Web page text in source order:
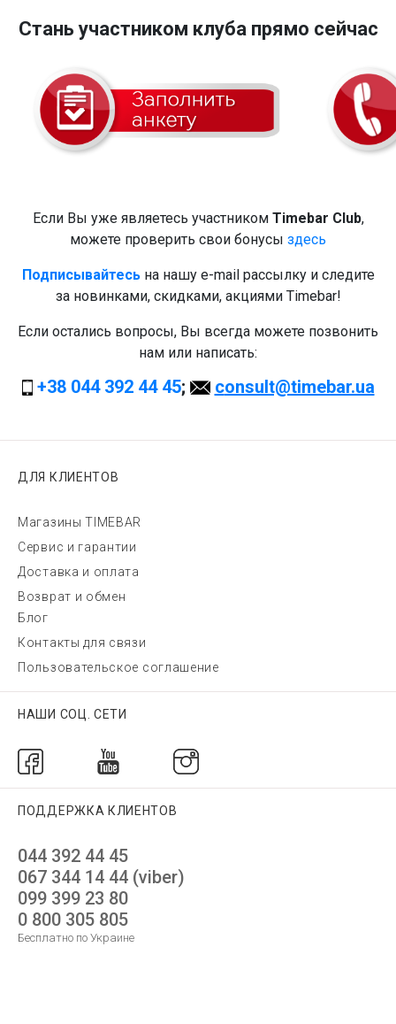
Стань участником клуба прямо сейчас
Если Вы уже являетесь участником Timebar Club,
можете проверить свои бонусы здесь
Подписывайтесь на нашу e-mail рассылку и следите
за новинками, скидками, акциями Timebar!
Если остались вопросы, Вы всегда можете позвонить
нам или написать:
+38 044 392 44 45; сonsult@timebar.ua
ДЛЯ КЛИЕНТОВ
Магазины TIMEBAR
Сервис и гарантии
Доставка и оплата
Возврат и обмен
Блог
Контакты для связи
Пользовательское соглашение
НАШИ СОЦ. СЕТИ
ПОДДЕРЖКА КЛИЕНТОВ
044 392 44 45
067 344 14 44 (viber)
099 399 23 80
0 800 305 805
Бесплатно по Украине